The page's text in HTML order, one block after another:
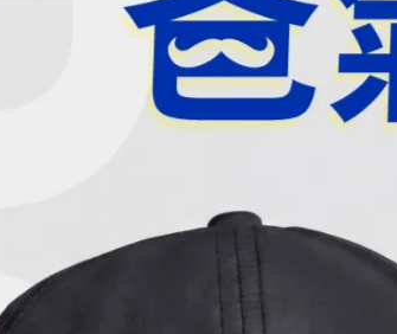
南瓜籽油是如何萃取的？
食用
助找回順暢時光，改善生活品質，隨心